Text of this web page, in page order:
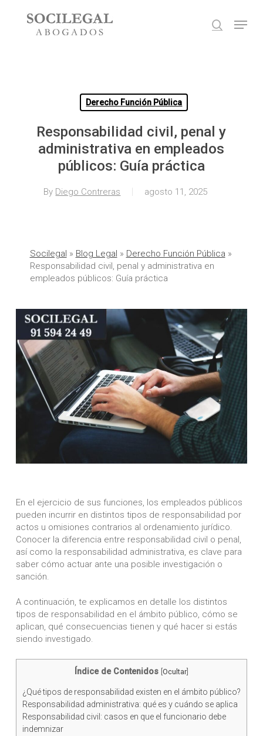
search
Menu
Derecho Función Pública
Responsabilidad civil, penal y
administrativa en empleados
públicos: Guía práctica
By Diego Contreras agosto 11, 2025
Socilegal » Blog Legal » Derecho Función Pública »
Responsabilidad civil, penal y administrativa en
empleados públicos: Guía práctica
En el ejercicio de sus funciones, los empleados públicos
pueden incurrir en distintos tipos de responsabilidad por
actos u omisiones contrarios al ordenamiento jurídico.
Conocer la diferencia entre responsabilidad civil o penal,
así como la responsabilidad administrativa, es clave para
saber cómo actuar ante una posible investigación o
sanción.
A continuación, te explicamos en detalle los distintos
tipos de responsabilidad en el ámbito público, cómo se
aplican, qué consecuencias tienen y qué hacer si estás
siendo investigado.
Índice de Contenidos Ocultar]
¿Qué tipos de responsabilidad existen en el ámbito público?
Responsabilidad administrativa: qué es y cuándo se aplica
Responsabilidad civil: casos en que el funcionario debe
indemnizar